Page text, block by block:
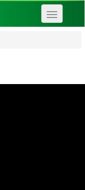
Toggle
navigation